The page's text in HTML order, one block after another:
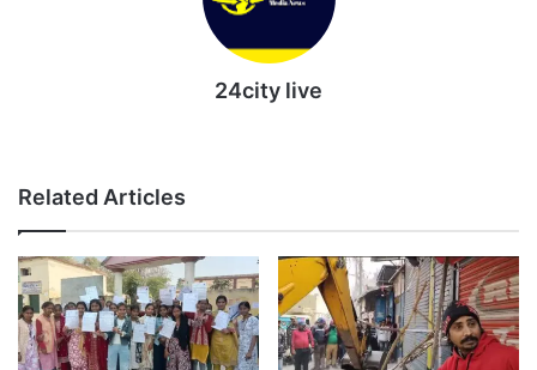
24city live
Related Articles